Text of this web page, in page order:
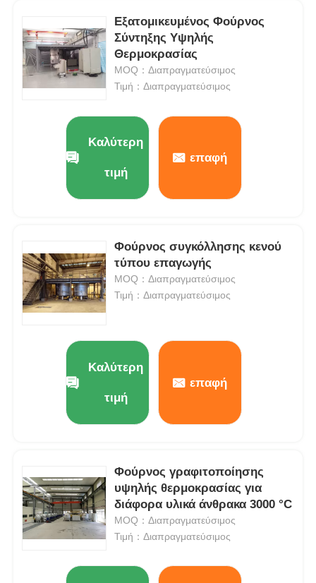
Σπίτι
Προϊόντα
Εμφάνιση VR
Εξατομικευμένος Φούρνος
Σύντηξης Υψηλής
Θερμοκρασίας
MOQ：Διαπραγματεύσιμος
Τιμή：Διαπραγματεύσιμος
Καλύτερη
τιμή
επαφή
Φούρνος συγκόλλησης κενού
τύπου επαγωγής
MOQ：Διαπραγματεύσιμος
Τιμή：Διαπραγματεύσιμος
Καλύτερη
τιμή
επαφή
Φούρνος γραφιτοποίησης
υψηλής θερμοκρασίας για
διάφορα υλικά άνθρακα 3000 °C
MOQ：Διαπραγματεύσιμος
Τιμή：Διαπραγματεύσιμος